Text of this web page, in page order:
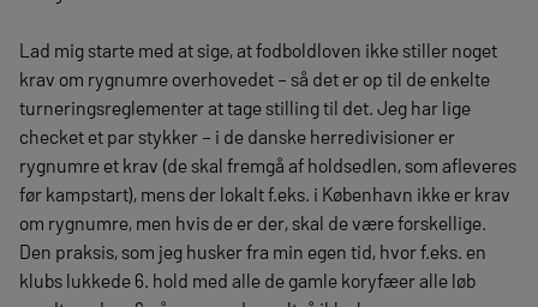
Lad mig starte med at sige, at fodboldloven ikke stiller noget
krav om rygnumre overhovedet – så det er op til de enkelte
turneringsreglementer at tage stilling til det. Jeg har lige
checket et par stykker – i de danske herredivisioner er
rygnumre et krav (de skal fremgå af holdsedlen, som afleveres
før kampstart), mens der lokalt f.eks. i København ikke er krav
om rygnumre, men hvis de er der, skal de være forskellige.
Den praksis, som jeg husker fra min egen tid, hvor f.eks. en
klubs lukkede 6. hold med alle de gamle koryfæer alle løb